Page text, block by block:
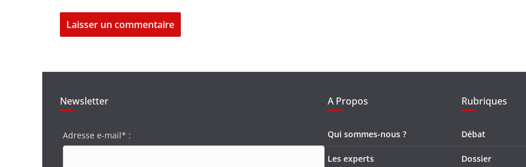
Newsletter
Adresse e-mail* :
A Propos
Qui sommes-nous ?
Les experts
Rubriques
Débat
Dossier